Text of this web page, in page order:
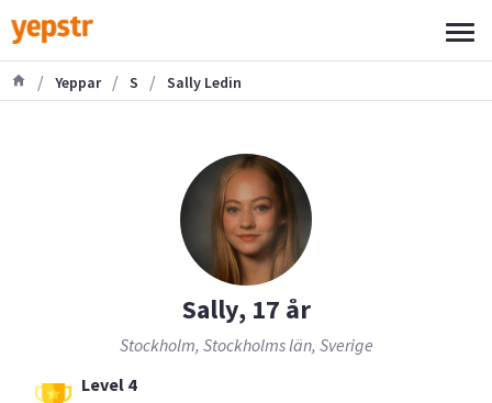
/ Yeppar / S / Sally Ledin
Sally, 17 år
Stockholm, Stockholms län, Sverige
Level 4